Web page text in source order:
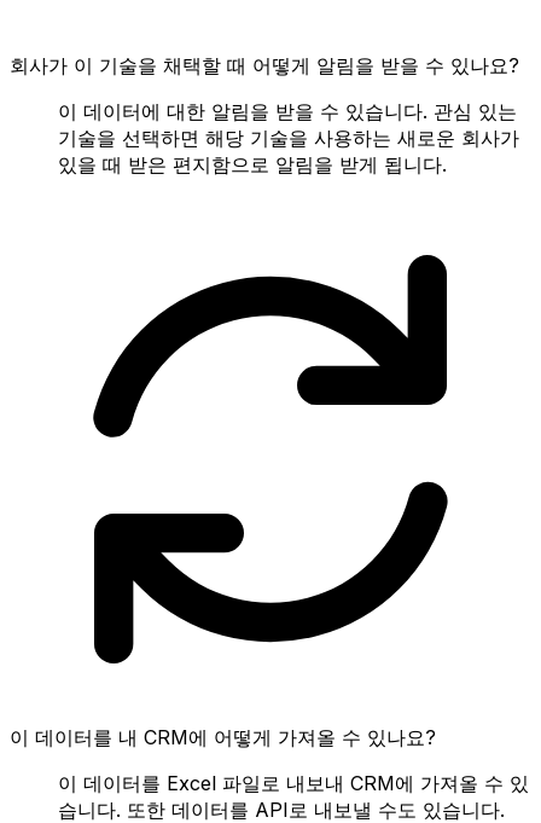
회사가 이 기술을 채택할 때 어떻게 알림을 받을 수 있나요?
이 데이터에 대한 알림을 받을 수 있습니다. 관심 있는
기술을 선택하면 해당 기술을 사용하는 새로운 회사가
있을 때 받은 편지함으로 알림을 받게 됩니다.
이 데이터를 내 CRM에 어떻게 가져올 수 있나요?
이 데이터를 Excel 파일로 내보내 CRM에 가져올 수 있
습니다. 또한 데이터를 API로 내보낼 수도 있습니다.